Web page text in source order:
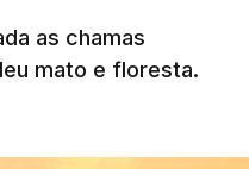
as chamas
mato e floresta.